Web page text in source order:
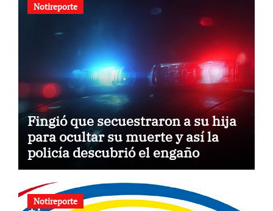
Notireporte
Fingió que secuestraron a su hija
para ocultar su muerte y así la
policía descubrió el engaño
Notireporte